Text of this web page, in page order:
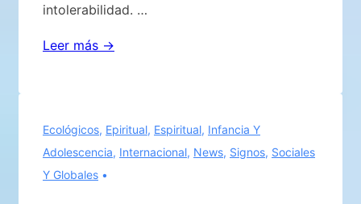
intolerabilidad. …
Lo
de
lo
anunciado:
Leer más →
Ecológicos, Epiritual, Espiritual, Infancia Y
Adolescencia, Internacional, News, Signos, Sociales
Y Globales